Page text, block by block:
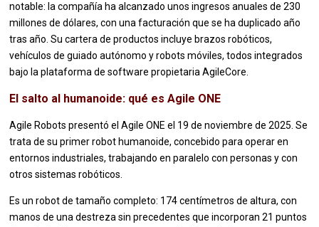
notable: la compañía ha alcanzado unos ingresos anuales de 230
millones de dólares, con una facturación que se ha duplicado año
tras año. Su cartera de productos incluye brazos robóticos,
vehículos de guiado autónomo y robots móviles, todos integrados
bajo la plataforma de software propietaria AgileCore.
El salto al humanoide: qué es Agile ONE
Agile Robots presentó el Agile ONE el 19 de noviembre de 2025. Se
trata de su primer robot humanoide, concebido para operar en
entornos industriales, trabajando en paralelo con personas y con
otros sistemas robóticos.
Es un robot de tamaño completo: 174 centímetros de altura, con
manos de una destreza sin precedentes que incorporan 21 puntos